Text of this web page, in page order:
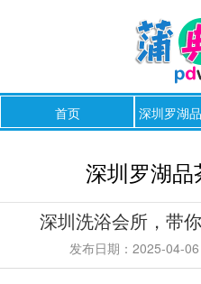
首页 深圳罗湖
深圳罗湖
深圳洗浴会所，带
发布日期：2025-04-